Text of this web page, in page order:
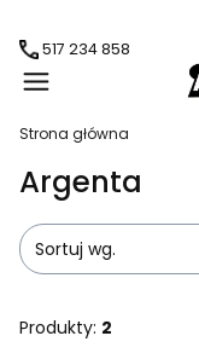
517 234 858
Strona główna
Argenta
Sortuj wg.
Produkty: 2